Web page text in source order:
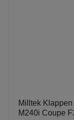
Milltek
M240i Coupe